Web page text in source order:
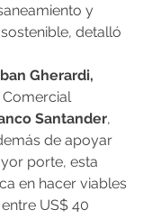
y
detalló
Gherardi,
Santander,
de apoyar
porte, esta
en hacer viables
US$ 40